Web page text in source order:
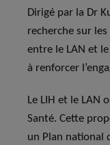
Dirigé par la Dr
recherche sur
entre le LAN et
à renforcer
Le LIH et le LAN
Santé. Cette
un Plan national